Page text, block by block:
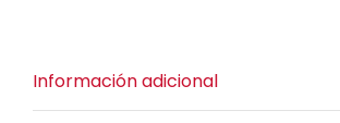
Información adicional